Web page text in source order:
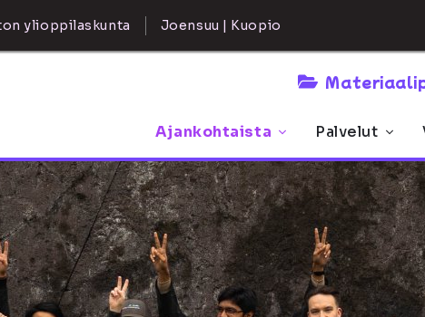
ylioppilaskunta Joensuu | Kuopio
Ajankohtaista Palvelut